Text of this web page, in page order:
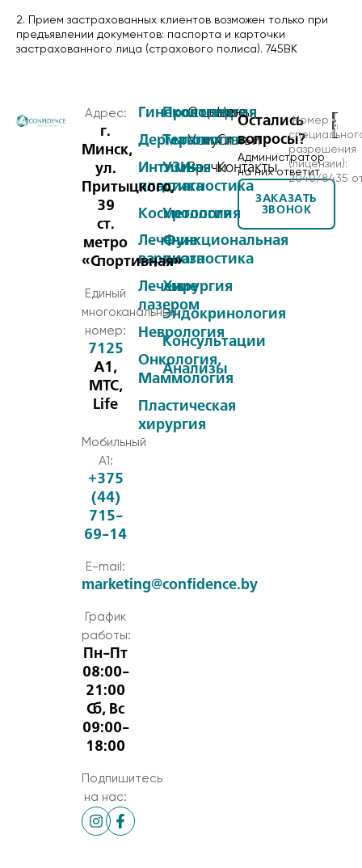
2.​ Прием застрахованных клиентов возможен только при
предъявлении документов: паспорта и карточки
застрахованного лица (страхового полиса). 745ВК
О центре
Услуги
Врачи
Цены
Статьи
Контакты
Гинекология
Дерматология
Интимная
пластика
Косметология
Лечение
варикоза
Лечение
лазером
Неврология
Онкология,
Маммология
Пластическая
хирургия
Проктология
Терапия
УЗИ-
диагностика
Урология
Функциональная
диагностика
Хирургия
Эндокринология
Консультации
Анализы
Адрес:
г.
Минск,
ул.
Притыцкого,
39
ст.
метро
«Спортивная»
Единый
многоканальный
номер:
7125
A1,
MTC,
Life
Мобильный
А1:
+375
(44)
715-
69-14
E-mail:
marketing@confidence.by
График
работы:
Пн-Пт
08:00-
21:00
Сб, Вс
09:00-
18:00
Подпишитесь
на нас:
Остались
вопросы?
Администратор
на них ответит
ЗАКАЗАТЬ
ЗВОНОК
Номер
разрешения
(лицензии):
2040/8435